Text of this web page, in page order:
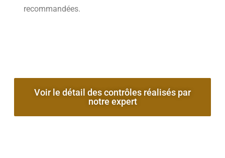
recommandées.
Voir le détail des contrôles réalisés par
notre expert